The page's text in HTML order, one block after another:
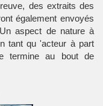
des extraits des
également envoyés
aspect de nature à
tant qu 'acteur à part
termine au bout de